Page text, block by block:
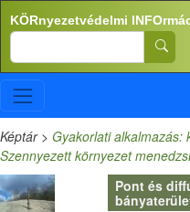
Ugrás a tartalomra
KÖRnyezetvédelmi
Search
Képtár> Gyakorlati alkalmazás:
Szennyezett környezet
Pont és